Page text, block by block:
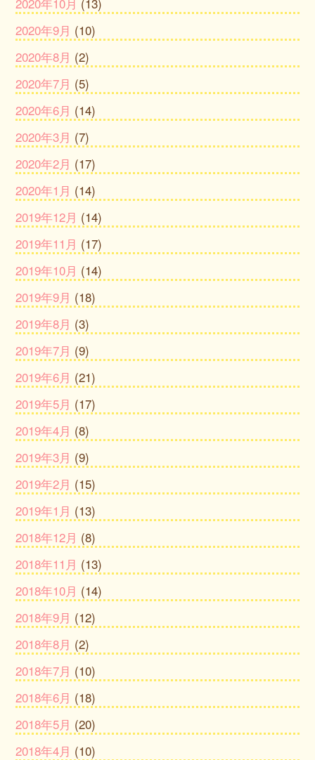
2020年9月 (10)
2020年8月 (2)
2020年7月 (5)
2020年6月 (14)
2020年3月 (7)
2020年2月 (17)
2020年1月 (14)
2019年12月 (14)
2019年11月 (17)
2019年10月 (14)
2019年9月 (18)
2019年8月 (3)
2019年7月 (9)
2019年6月 (21)
2019年5月 (17)
2019年4月 (8)
2019年3月 (9)
2019年2月 (15)
2019年1月 (13)
2018年12月 (8)
2018年11月 (13)
2018年10月 (14)
2018年9月 (12)
2018年8月 (2)
2018年7月 (10)
2018年6月 (18)
2018年5月 (20)
2018年4月 (10)